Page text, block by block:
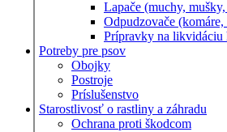
Lapače (muchy,
Odpudzovače
Prípravky na likvidáciu
Potreby pre psov
Obojky
Postroje
Príslušenstvo
Starostlivosť o rastliny a záhradu
Ochrana proti škodcom